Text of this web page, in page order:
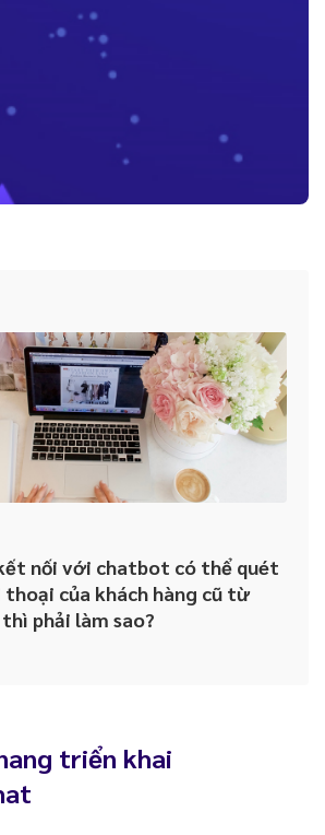
quản lý lịch sử khách hàng lại được ví như
kỹ thuật số” ?
hệ thống CRM phù hợp cho doanh nghiệp
dụng CRM: Đâu là giải pháp cho doanh
nối với chatbot có thể quét
thoại của khách hàng cũ từ
phải làm sao?
triển khai